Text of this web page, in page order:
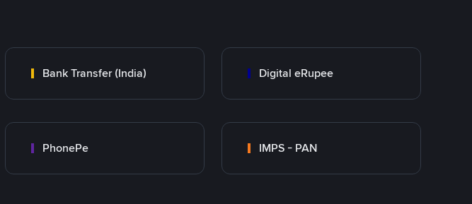
Bank Transfer (India) Digital eRupee
PhonePe IMPS - PAN